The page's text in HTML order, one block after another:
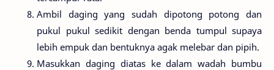
Ambil daging yang sudah dipotong potong dan
pukul pukul sedikit dengan benda tumpul supaya
lebih empuk dan bentuknya agak melebar dan pipih.
Masukkan daging diatas ke dalam wadah bumbu